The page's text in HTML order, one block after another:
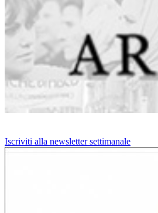
Iscriviti alla newsletter settimanale